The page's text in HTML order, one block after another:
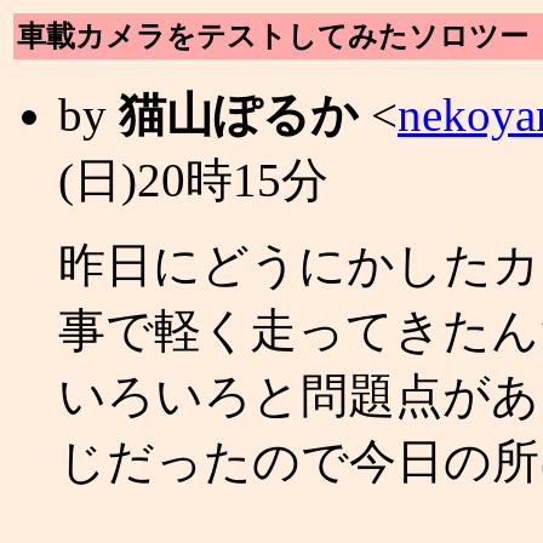
車載カメラをテストしてみたソロツー
by猫山ぽるか<
(日)20時15分
昨日にどうにかした
事で軽く走ってきた
いろいろと問題点が
じだったので今日の